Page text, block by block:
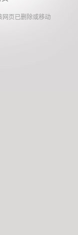
网页已删除或移动